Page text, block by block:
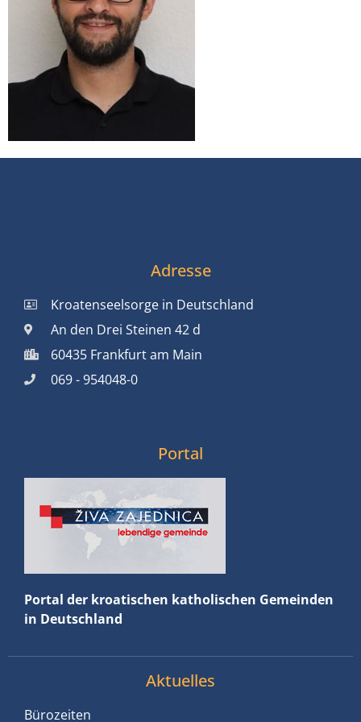
Adresse
Kroatenseelsorge in Deutschland
An den Drei Steinen 42 d
60435 Frankfurt am Main
069 - 954048-0
Portal
Portal der kroatischen katholischen Gemeinden
in Deutschland
Aktuelles
Bürozeiten